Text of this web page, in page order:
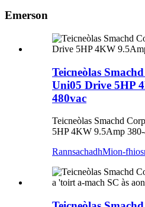
Emerson
Teicneòlas
Uni05 Drive 5HP
480vac
Teicneòlas Smachd
5HP 4KW 9.5Amp
RannsachadhMion-